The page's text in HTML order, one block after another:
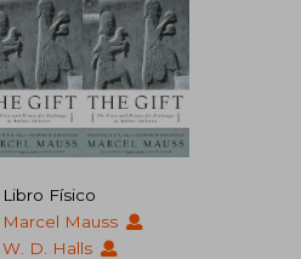
Libro Físico
Marcel Mauss
W. D. Halls